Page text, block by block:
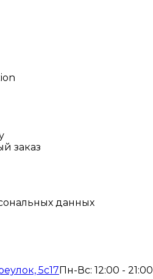
заказ
данных
5с17 Пн-Вс: 12:00 - 21:00